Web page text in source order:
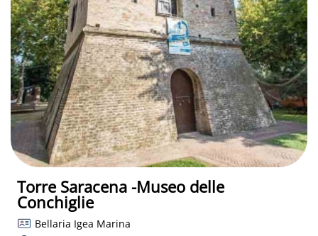
Torre Saracena -Museo delle
Conchiglie
Bellaria Igea Marina